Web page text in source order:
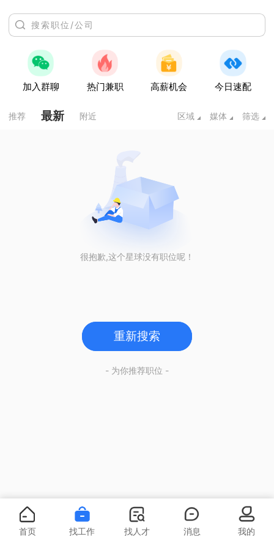
加入群聊 热门兼职 高薪机会 今日速配
推荐 最新 附近 区域 媒体 筛选
很抱歉,这个星球没有职位呢！
重新搜索
- 为你推荐职位 -
首页 找工作 找人才 消息 我的